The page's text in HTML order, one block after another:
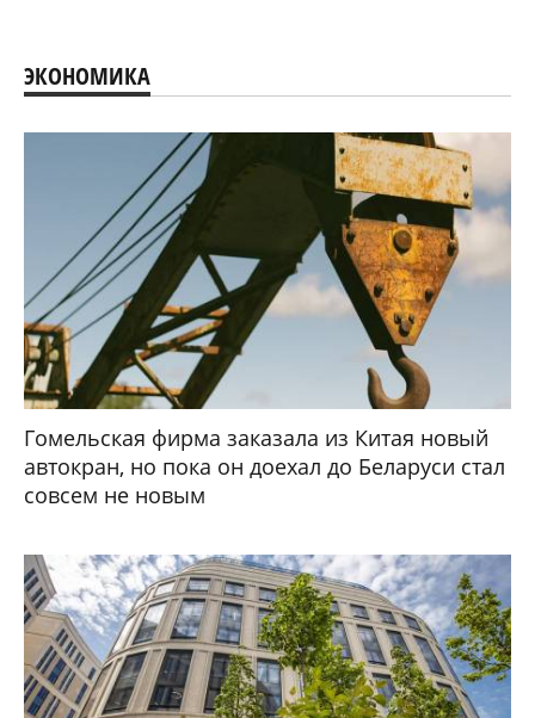
ЭКОНОМИКА
Гомельская фирма заказала из Китая новый
автокран, но пока он доехал до Беларуси стал
совсем не новым